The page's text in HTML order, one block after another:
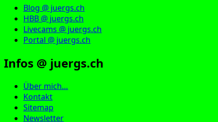
Blog @ juergs.ch
HBB @ juergs.ch
Livecams @ juergs.ch
Portal @ juergs.ch
Infos @ juergs.ch
Über mich…
Kontakt
Sitemap
Newsletter